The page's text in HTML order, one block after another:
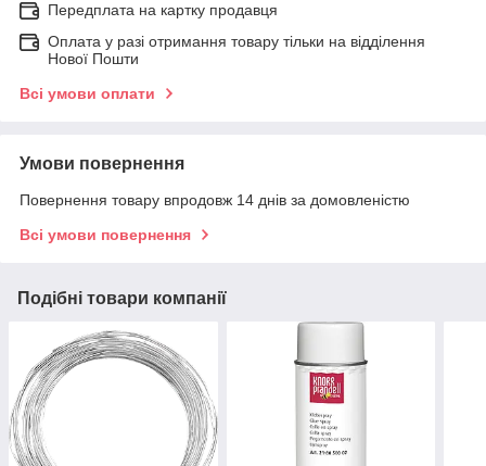
Передплата на картку продавця
Оплата у разі отримання товару тільки на відділення
Нової Пошти
Всі умови оплати
Умови повернення
Повернення товару впродовж 14 днів за домовленістю
Всі умови повернення
Подібні товари компанії